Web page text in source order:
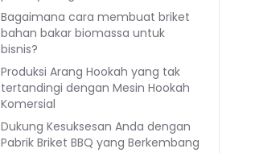
Bagaimana cara membuat briket
bahan bakar biomassa untuk
bisnis?
Produksi Arang Hookah yang tak
tertandingi dengan Mesin Hookah
Komersial
Dukung Kesuksesan Anda dengan
Pabrik Briket BBQ yang Berkembang